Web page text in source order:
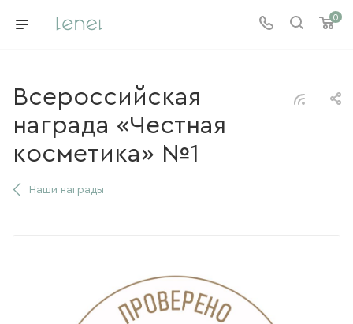
0
Всероссийская
награда «Честная
косметика» №1
Наши награды